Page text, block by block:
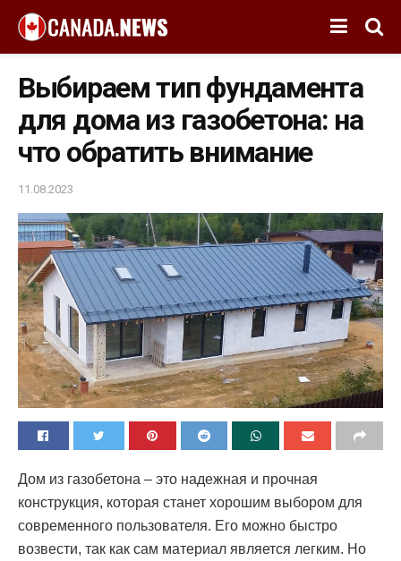
Выбираем тип фундамента
для дома из газобетона: на
что обратить внимание
11.08.2023
Дом из газобетона – это надежная и прочная
конструкция, которая станет хорошим выбором для
современного пользователя. Его можно быстро
возвести, так как сам материал является легким. Но